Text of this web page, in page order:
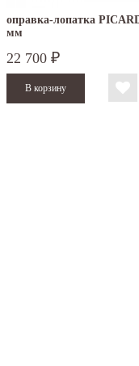
оправка-лопатка
мм
22 700 ₽